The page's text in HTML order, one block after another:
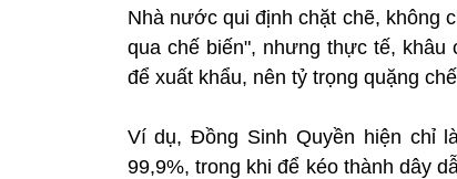
Nhà nước qui định chặt chẽ, không
qua chế biến", nhưng thực tế,
để xuất khẩu, nên tỷ trọng quặng
Ví dụ, Đồng Sinh Quyền hiện chỉ
99,9%, trong khi để kéo thành dây